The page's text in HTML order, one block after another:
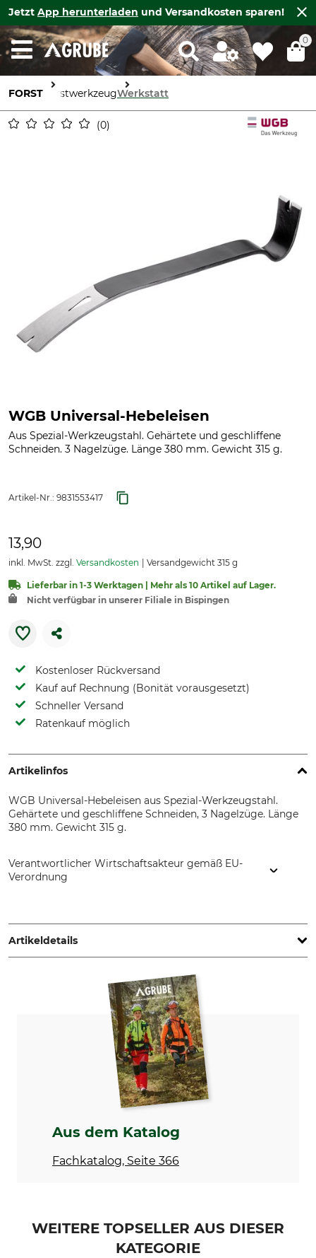
Jetzt App herunterladen und Versandkosten sparen!
0
FORST ForstwerkzeugWerkstatt
0
WGB Universal-Hebeleisen
Aus Spezial-Werkzeugstahl. Gehärtete und geschliffene
Schneiden. 3 Nagelzüge. Länge 380 mm. Gewicht 315 g.
Artikel-Nr.: 9831553417
13,90
inkl. MwSt. zzgl. Versandkosten Versandgewicht 315 g
Lieferbar in 1-3 Werktagen | Mehr als 10 Artikel auf Lager.
Nicht verfügbar in unserer Filiale in Bispingen
Kostenloser Rückversand
Kauf auf Rechnung (Bonität vorausgesetzt)
Schneller Versand
Ratenkauf möglich
Artikelinfos
WGB Universal-Hebeleisen aus Spezial-Werkzeugstahl.
Gehärtete und geschliffene Schneiden, 3 Nagelzüge. Länge
380 mm. Gewicht 315 g.
Verantwortlicher Wirtschaftsakteur gemäß EU-
Verordnung
58339 Breckerfeld, Germany, www.wgb-werkzeuge.de
Artikeldetails
Produkttyp
Universal-Hebeleisen
Aus dem Katalog
Fachkatalog, Seite 366
WEITERE TOPSELLER AUS DIESER
KATEGORIE